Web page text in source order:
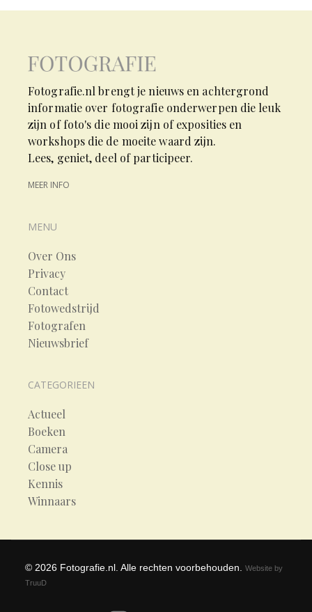
Fotografie.nl brengt je nieuws en achtergrond
informatie over fotografie onderwerpen die leuk
zijn of foto's die mooi zijn of exposities en
workshops die de moeite waard zijn.
Lees, geniet, deel of participeer.
MEER INFO
MENU
Over Ons
Privacy
Contact
Fotowedstrijd
Fotografen
Nieuwsbrief
CATEGORIEEN
Actueel
Boeken
Camera
Close up
Kennis
Winnaars
© 2026 Fotografie.nl. Alle rechten voorbehouden.
Website by
TruuD